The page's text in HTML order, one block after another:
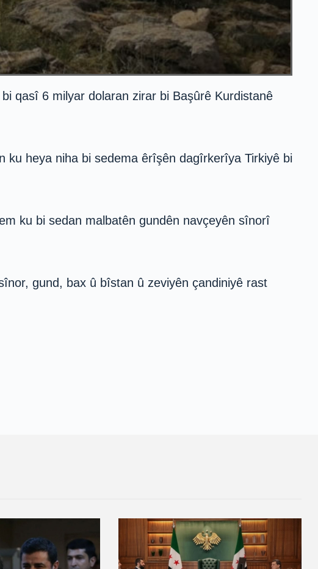
qasî 6 milyar dolaran zirar bi Başûrê Kurdistanê
heya niha bi sedema êrîşên dagîrkerîya Tirkiyê bi
ku bi sedan malbatên gundên navçeyên sînorî
gund, bax û bîstan û zeviyên çandiniyê rast